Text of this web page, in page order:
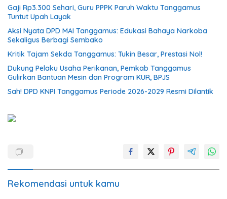
Gaji Rp3.300 Sehari, Guru PPPK Paruh Waktu Tanggamus
Tuntut Upah Layak
Aksi Nyata DPD MAI Tanggamus: Edukasi Bahaya Narkoba
Sekaligus Berbagi Sembako
Kritik Tajam Sekda Tanggamus: Tukin Besar, Prestasi Nol!
Dukung Pelaku Usaha Perikanan, Pemkab Tanggamus
Gulirkan Bantuan Mesin dan Program KUR, BPJS
Sah! DPD KNPI Tanggamus Periode 2026-2029 Resmi Dilantik
Rekomendasi untuk kamu